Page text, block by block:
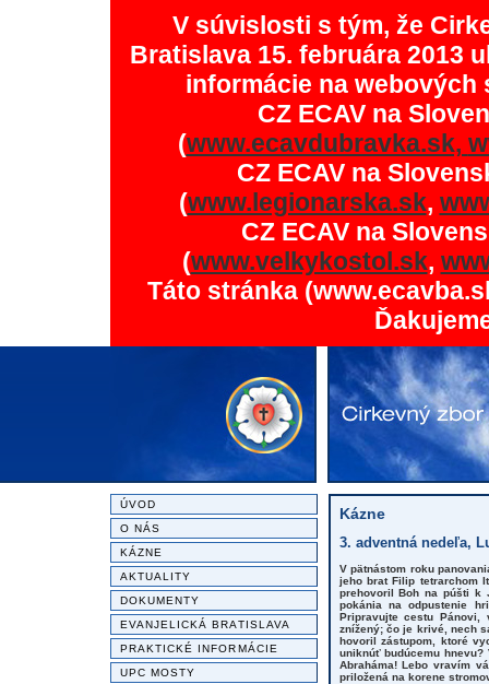
V súvislosti s tým, že
Bratislava 15. februára 2013
informácie na
CZ ECAV na
(www.ecavdubravka.sk,
CZ ECAV na
(www.legionarska.sk,
CZ ECAV na
(www.velkykostol.sk,
Táto stránka
ÚVOD
O NÁS
KÁZNE
AKTUALITY
DOKUMENTY
EVANJELICKÁ BRATISLAVA
PRAKTICKÉ INFORMÁCIE
UPC MOSTY
Kázne
3. adventná nedeľa,
V pätnástom roku
jeho brat Filip tetrarchom
prehovoril Boh na púšti k
pokánia na odpustenie
Pripravujte cestu
znížený; čo je krivé, nech
hovoril zástupom, ktoré
uniknúť budúcemu
Abraháma! Lebo vravím
priložená na korene